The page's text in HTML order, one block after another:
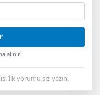
alınır.
İlk yorumu siz yazın.